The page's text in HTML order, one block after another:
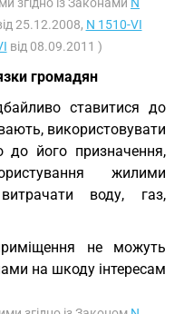
25.12.2008, N 1510-VI
від 08.09.2011 )
громадян
ставитися до
використовувати
до його призначення,
жилими
воду, газ,
не можуть
на шкоду інтересам